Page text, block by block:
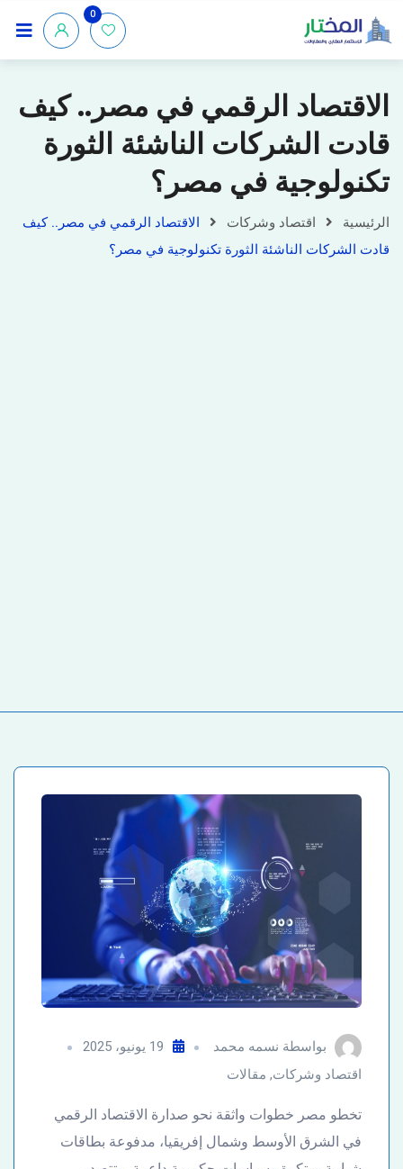
0
الاقتصاد الرقمي في مصر.. كيف
قادت الشركات الناشئة الثورة
تكنولوجية في مصر؟
الرئيسية اقتصاد وشركات
الاقتصاد الرقمي في مصر.. كيف
قادت الشركات الناشئة الثورة تكنولوجية في مصر؟
بواسطة نسمه محمد
19 يونيو، 2025
اقتصاد وشركات, مقالات
تخطو مصر خطوات واثقة نحو صدارة الاقتصاد الرقمي
في الشرق الأوسط وشمال إفريقيا، مدفوعة بطاقات